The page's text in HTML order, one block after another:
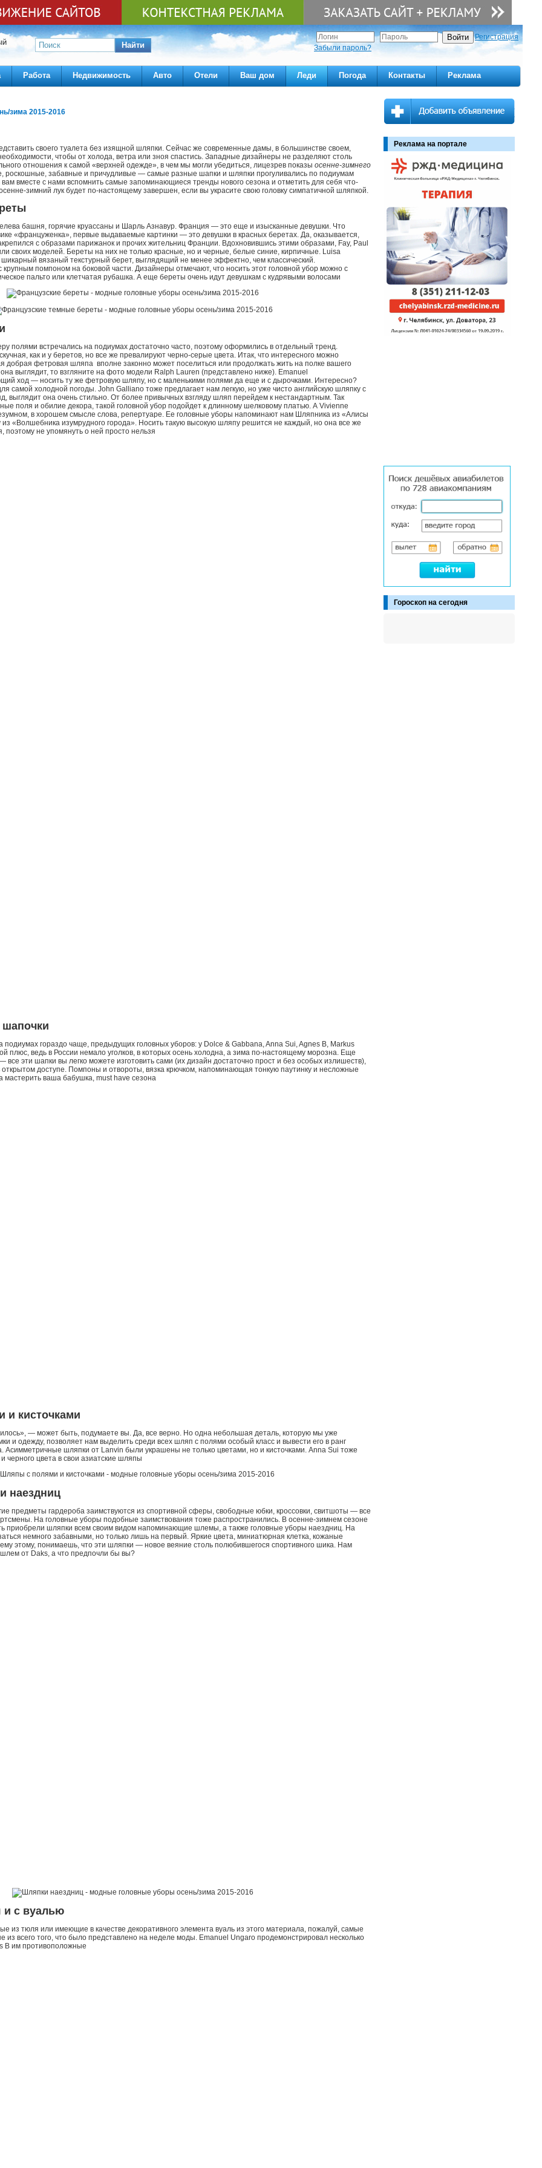
Найти
Регистрация
Забыли пароль?
Работа Недвижимость Авто Отели Ваш дом Леди Погода Контакты Реклама
зима 2015-2016
своего туалета без изящной шляпки. Сейчас же современные дамы, в большинстве своем,
чтобы от холода, ветра или зноя спастись. Западные дизайнеры не разделяют столь
отношения к самой «верхней одежде», в чем мы могли убедиться, лицезрев показы осенне-зимнего
роскошные, забавные и причудливые — самые разные шапки и шляпки прогуливались по подиумам
вместе с нами вспомнить самые запоминающиеся тренды нового сезона и отметить для себя что-
зимний лук будет по-настоящему завершен, если вы украсите свою головку симпатичной шляпкой.
башня, горячие круассаны и Шарль Азнавур. Франция — это еще и изысканные девушки. Что
«француженка», первые выдаваемые картинки — это девушки в красных беретах. Да, оказывается,
с образами парижанок и прочих жительниц Франции. Вдохновившись этими образами, Fay, Paul
своих моделей. Береты на них не только красные, но и черные, белые синие, кирпичные. Luisa
вязаный текстурный берет, выглядящий не менее эффектно, чем классический.
помпоном на боковой части. Дизайнеры отмечают, что носить этот головной убор можно с
пальто или клетчатая рубашка. А еще береты очень идут девушкам с кудрявыми волосами
полями встречались на подиумах достаточно часто, поэтому оформились в отдельный тренд.
как и у беретов, но все же превалируют черно-серые цвета. Итак, что интересного можно
добрая фетровая шляпа вполне законно может поселиться или продолжать жить на полке вашего
выглядит, то взгляните на фото модели Ralph Lauren (представлено ниже). Emanuel
ход — носить ту же фетровую шляпу, но с маленькими полями да еще и с дырочками. Интересно?
самой холодной погоды. John Galliano тоже предлагает нам легкую, но уже чисто английскую шляпку с
выглядит она очень стильно. От более привычных взгляду шляп перейдем к нестандартным. Так
поля и обилие декора, такой головной убор подойдет к длинному шелковому платью. А Vivienne
в хорошем смысле слова, репертуаре. Ее головные уборы напоминают нам Шляпника из «Алисы
«Волшебника изумрудного города». Носить такую высокую шляпу решится не каждый, но она все же
поэтому не упомянуть о ней просто нельзя
подиумах гораздо чаще, предыдущих головных уборов: у Dolce & Gabbana, Anna Sui, Agnes B, Markus
плюс, ведь в России немало уголков, в которых осень холодна, а зима по-настоящему морозна. Еще
эти шапки вы легко можете изготовить сами (их дизайн достаточно прост и без особых излишеств),
открытом доступе. Помпоны и отвороты, вязка крючком, напоминающая тонкую паутинку и несложные
мастерить ваша бабушка, must have сезона
кисточками
— может быть, подумаете вы. Да, все верно. Но одна небольшая деталь, которую мы уже
и одежду, позволяет нам выделить среди всех шляп с полями особый класс и вывести его в ранг
Асимметричные шляпки от Lanvin были украшены не только цветами, но и кисточками. Anna Sui тоже
черного цвета в свои азиатские шляпы
наездниц
предметы гардероба заимствуются из спортивной сферы, свободные юбки, кроссовки, свитшоты — все
На головные уборы подобные заимствования тоже распространились. В осенне-зимнем сезоне
приобрели шляпки всем своим видом напоминающие шлемы, а также головные уборы наездниц. На
немного забавными, но только лишь на первый. Яркие цвета, миниатюрная клетка, кожаные
этому, понимаешь, что эти шляпки — новое веяние столь полюбившегося спортивного шика. Нам
от Daks, а что предпочли бы вы?
и с вуалью
из тюля или имеющие в качестве декоративного элемента вуаль из этого материала, пожалуй, самые
из всего того, что было представлено на неделе моды. Emanuel Ungaro продемонстрировал несколько
B им противоположные
Реклама на портале
Гороскоп на сегодня